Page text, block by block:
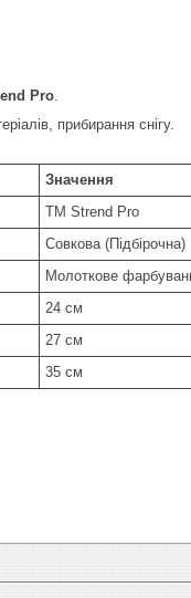
Pro.
прибирання снігу.
Значення
ТМ Strend Pro
Совкова (Підбірочна)
Молоткове
24 см
27 см
35 см